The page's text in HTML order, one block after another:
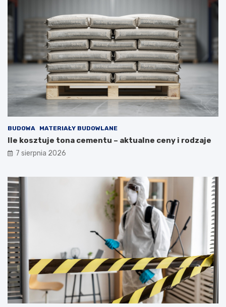
BUDOWA MATERIAŁY BUDOWLANE
Ile kosztuje tona cementu – aktualne ceny i rodzaje
7 sierpnia 2026